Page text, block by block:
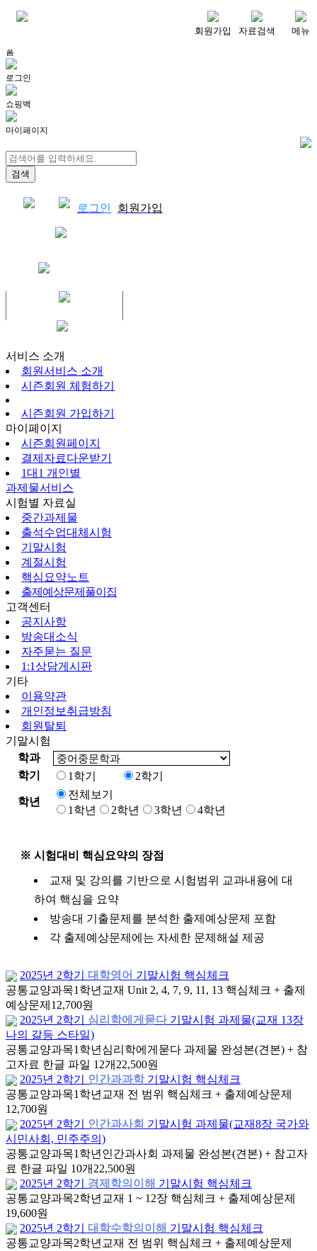
회원가입 자료검색 메뉴
홈
로그인
쇼핑백
마이페이지
로그인 회원가입
서비스 소개
회원서비스 소개
시즌회원 체험하기
시즌회원 가입하기
마이페이지
시즌회원페이지
결제자료다운받기
1대1 개인별
과제물서비스
시험별 자료실
중간과제물
출석수업대체시험
기말시험
계절시험
핵심요약노트
출제예상문제풀이집
고객센터
공지사항
방송대소식
자주묻는 질문
1:1상담게시판
기타
이용약관
개인정보취급방침
회원탈퇴
기말시험
학과
학기
1학기 2학기
학년
전체보기
1학년
2학년 3학년 4학년
※ 시험대비 핵심요약의 장점
교재 및 강의를 기반으로 시험범위 교과내용에 대
하여 핵심을 요약
방송대 기출문제를 분석한 출제예상문제 포함
각 출제예상문제에는 자세한 문제해설 제공
2025년 2학기 대학영어 기말시험 핵심체크
공통교양과목1학년 교재 Unit 2, 4, 7, 9, 11, 13 핵심체크 + 출제
예상문제 12,700원
2025년 2학기
심리학에게묻다 기말시험 과제물(교재 13장
나의 갈등 스타일)
공통교양과목1학년 심리학에게묻다 과제물 완성본(견본) + 참
고자료 한글 파일 12개 22,500원
2025년 2학기
인간과과학 기말시험 핵심체크
공통교양과목1학년 교재 전 범위 핵심체크 + 출제예상문제
12,700원
2025년 2학기
인간과사회 기말시험 과제물(교재8장 국가와
시민사회, 민주주의)
공통교양과목1학년 인간과사회 과제물 완성본(견본) + 참고자
료 한글 파일 10개 22,500원
2025년 2학기
경제학의이해 기말시험 핵심체크
공통교양과목2학년 교재 1 ~ 12장 핵심체크 + 출제예상문제
19,600원
2025년 2학기
대학수학의이해 기말시험 핵심체크
공통교양과목2학년 교재 전 범위 핵심체크 + 출제예상문제